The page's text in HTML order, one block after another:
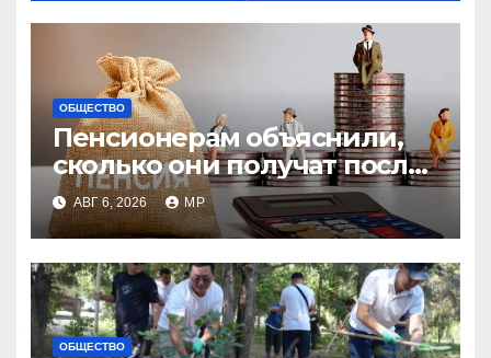
ОБЩЕСТВО
Пенсионерам объяснили,
сколько они получат после
индексации
АВГ 6, 2026 MP
ОБЩЕСТВО